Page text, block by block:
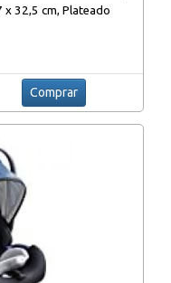
32,5 cm, Plateado
Comprar